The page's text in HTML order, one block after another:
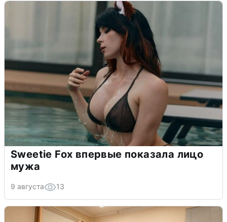
Sweetie Fox впервые показала лицо
мужа
9 августа 13